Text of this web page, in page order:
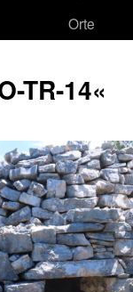
Orte
TR-14«